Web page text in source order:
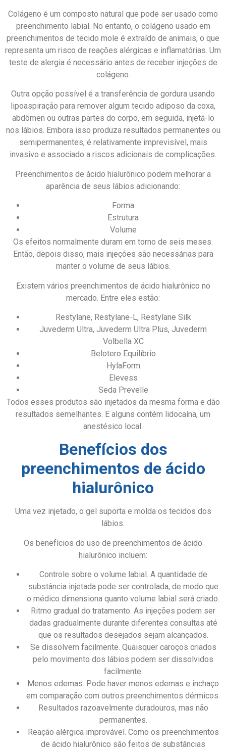
Colágeno é um composto natural que pode ser usado como
preenchimento labial. No entanto, o colágeno usado em
preenchimentos de tecido mole é extraído de animais, o que
representa um risco de reações alérgicas e inflamatórias. Um
teste de alergia é necessário antes de receber injeções de
colágeno.
Outra opção possível é a transferência de gordura usando
lipoaspiração para remover algum tecido adiposo da coxa,
abdômen ou outras partes do corpo, em seguida, injetá-lo
nos lábios. Embora isso produza resultados permanentes ou
semipermanentes, é relativamente imprevisível, mais
invasivo e associado a riscos adicionais de complicações.
Preenchimentos de ácido hialurônico podem melhorar a
aparência de seus lábios adicionando:
Forma
Estrutura
Volume
Os efeitos normalmente duram em torno de seis meses.
Então, depois disso, mais injeções são necessárias para
manter o volume de seus lábios.
Existem vários preenchimentos de ácido hialurônico no
mercado. Entre eles estão:
Restylane, Restylane-L, Restylane Silk
Juvederm Ultra, Juvederm Ultra Plus, Juvederm
Volbella XC
Belotero Equilíbrio
HylaForm
Elevess
Seda Prevelle
Todos esses produtos são injetados da mesma forma e dão
resultados semelhantes. E alguns contém lidocaína, um
anestésico local.
Benefícios dos
preenchimentos de ácido
hialurônico
Uma vez injetado, o gel suporta e molda os tecidos dos
lábios.
Os benefícios do uso de preenchimentos de ácido
hialurônico incluem:
Controle sobre o volume labial. A quantidade de
substância injetada pode ser controlada, de modo que
o médico dimensiona quanto volume labial será criado.
Ritmo gradual do tratamento. As injeções podem ser
dadas gradualmente durante diferentes consultas até
que os resultados desejados sejam alcançados.
Se dissolvem facilmente. Quaisquer caroços criados
pelo movimento dos lábios podem ser dissolvidos
facilmente.
Menos edemas. Pode haver menos edemas e inchaço
em comparação com outros preenchimentos dérmicos.
Resultados razoavelmente duradouros, mas não
permanentes.
Reação alérgica improvável. Como os preenchimentos
de ácido hialurônico são feitos de substâncias